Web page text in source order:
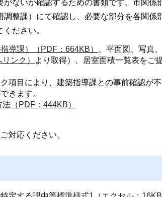
ないか確認するための書類です。市関係
調整課）にて確認し、必要な部分を各関係
ださい。
導課）（PDF：664KB）
、平面図、写真
ンク）
より取得）、居室面積一覧表をご
項目により、建築指導課との事前確認が不
きます。
（PDF：444KB）
対応ください。